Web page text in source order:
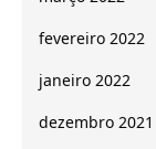
fevereiro 2022
janeiro 2022
dezembro 2021